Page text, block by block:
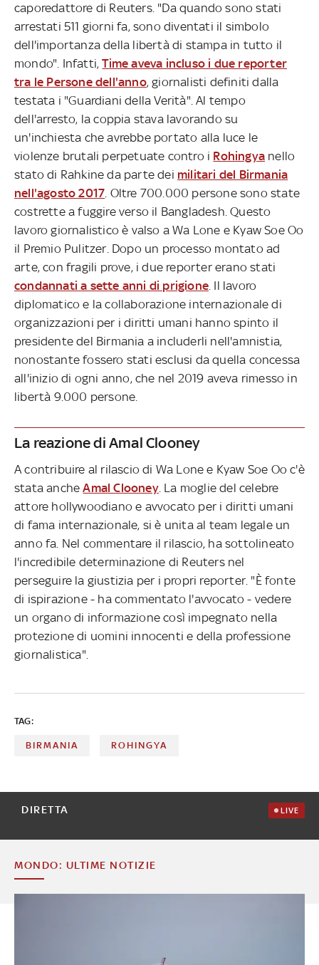
caporedattore di Reuters. "Da quando sono stati
arrestati 511 giorni fa, sono diventati il simbolo
dell'importanza della libertà di stampa in tutto il
mondo". Infatti,Time aveva incluso i due reporter
tra le Persone dell'anno, giornalisti definiti dalla
testata i "Guardiani della Verità". Al tempo
dell'arresto, la coppia stava lavorando su
un'inchiesta che avrebbe portato alla luce le
violenze brutali perpetuate contro i Rohingya nello
stato di Rahkine da parte dei militari del Birmania
nell'agosto 2017 . Oltre 700.000 persone sono state
costrette a fuggire verso il Bangladesh. Questo
lavoro giornalistico è valso a Wa Lone e Kyaw Soe Oo
il Premio Pulitzer. Dopo un processo montato ad
arte, con fragili prove, i due reporter erano stati
condannati a sette anni di prigione . Il lavoro
diplomatico e la collaborazione internazionale di
organizzazioni per i diritti umani hanno spinto il
presidente del Birmania a includerli nell'amnistia,
nonostante fossero stati esclusi da quella concessa
all'inizio di ogni anno, che nel 2019 aveva rimesso in
libertà 9.000 persone.
La reazione di Amal Clooney
A contribuire al rilascio di Wa Lone e Kyaw Soe Oo c'è
stata ancheAmal Clooney. La moglie del celebre
attore hollywoodiano e avvocato per i diritti umani
di fama internazionale, si è unita al team legale un
anno fa. Nel commentare il rilascio, ha sottolineato
l'incredibile determinazione di Reuters nel
perseguire la giustizia per i propri reporter. "È fonte
di ispirazione - ha commentato l'avvocato - vedere
un organo di informazione così impegnato nella
protezione di uomini innocenti e della professione
giornalistica".
TAG:
BIRMANIA ROHINGYA
DIRETTA LIVE
MONDO: ULTIME NOTIZIE